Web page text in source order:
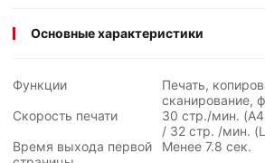
Основные характеристики
Функции
Печать,
сканирование,
Скорость печати
30 стр./мин. (A4
/ 32 стр. /мин.
Время выхода первой
Менее 7.8 сек.